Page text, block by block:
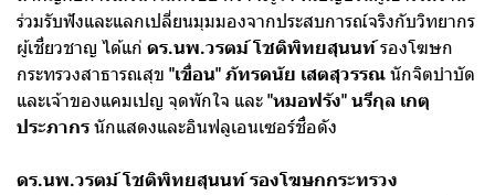
ร่วมรับฟังและแลกเปลี่ยนมุมมองจากประสบการณ์จริงกับวิทยากร
ผู้เชี่ยวชาญ ได้แก่ ดร.นพ.วรตม์ โชติพิทยสุนนท์รองโฆษก
กระทรวงสาธารณสุข "เขื่อน" ภัทรดนัย เสตสุวรรณ นักจิตบำบัด
และเจ้าของแคมเปญ จุดพักใจ และ "หมอฟรัง" นรีกุล เกตุ
ประภากร นักแสดงและอินฟลูเอนเซอร์ชื่อดัง
ดร.นพ.วรตม์ โชติพิทยสุนนท์ รองโฆษกกระทรวง